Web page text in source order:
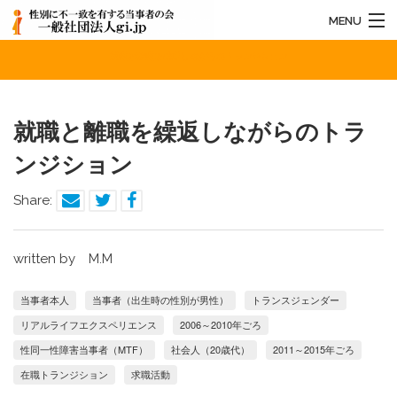
MENU
お知らせ
活動内容
就職と離職を繰返しながらのトラ
ンジション
Share:
written by M.M
当事者本人 当事者（出生時の性別が男性）
トランスジェンダー
リアルライフエクスペリエンス
2006～2010年ごろ
性同一性障害当事者（MTF）
社会人（20歳代）
2011～2015年ごろ
在職トランジション
求職活動